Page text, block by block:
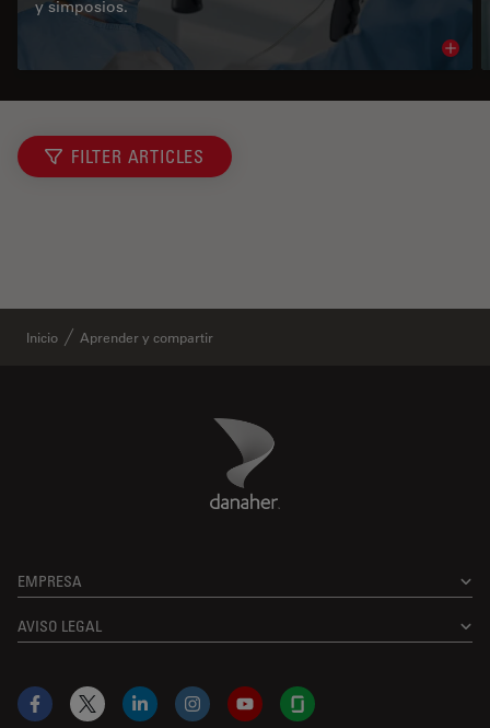
y simposios.
FILTER ARTICLES
Inicio Aprender y compartir
Danaher Logo
EMPRESA
AVISO LEGAL
Facebook
X LinkedInInstagramYouTubeGlassdoor